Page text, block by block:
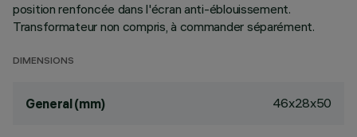
position renfoncée dans l'écran anti-éblouissement.
Transformateur non compris, à commander séparément.
DIMENSIONS
General (mm) 46x28x50